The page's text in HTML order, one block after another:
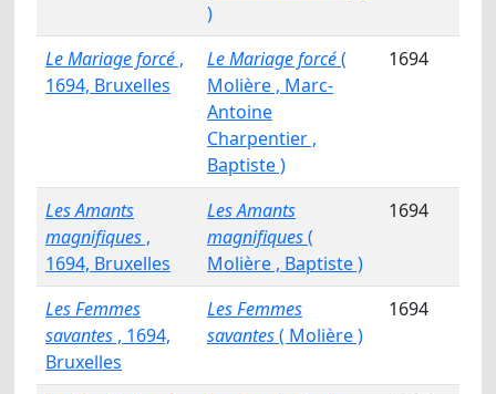
)
Le Mariage forcé ,
1694, Bruxelles
Le Mariage forcé(
Molière , Marc-
Antoine
Charpentier ,
Baptiste )
1694
Les Amants
magnifiques ,
1694, Bruxelles
Les Amants
magnifiques(
Molière , Baptiste )
1694
Les Femmes
savantes , 1694,
Bruxelles
Les Femmes
savantes( Molière )
1694